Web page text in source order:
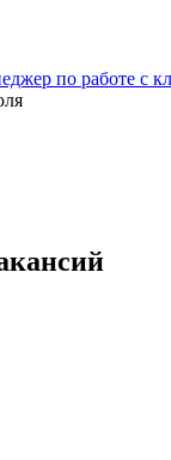
по работе с